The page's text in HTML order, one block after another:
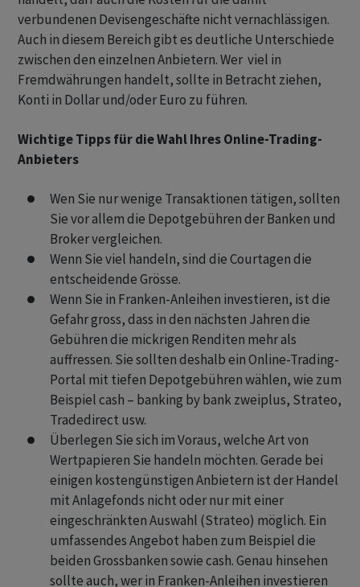
verbundenen Devisengeschäfte nicht vernachlässigen.
Auch in diesem Bereich gibt es deutliche Unterschiede
zwischen den einzelnen Anbietern. Wer viel in
Fremdwährungen handelt, sollte in Betracht ziehen,
Konti in Dollar und/oder Euro zu führen.
Wichtige Tipps für die Wahl Ihres Online-Trading-
Anbieters
Wen Sie nur wenige Transaktionen tätigen, sollten
Sie vor allem die Depotgebühren der Banken und
Broker vergleichen.
Wenn Sie viel handeln, sind die Courtagen die
entscheidende Grösse.
Wenn Sie in Franken-Anleihen investieren, ist die
Gefahr gross, dass in den nächsten Jahren die
Gebühren die mickrigen Renditen mehr als
auffressen. Sie sollten deshalb ein Online-Trading-
Portal mit tiefen Depotgebühren wählen, wie zum
Beispiel cash – banking by bank zweiplus, Strateo,
Tradedirect usw.
Überlegen Sie sich im Voraus, welche Art von
Wertpapieren Sie handeln möchten. Gerade bei
einigen kostengünstigen Anbietern ist der Handel
mit Anlagefonds nicht oder nur mit einer
eingeschränkten Auswahl (Strateo) möglich. Ein
umfassendes Angebot haben zum Beispiel die
beiden Grossbanken sowie cash. Genau hinsehen
sollte auch, wer in Franken-Anleihen investieren